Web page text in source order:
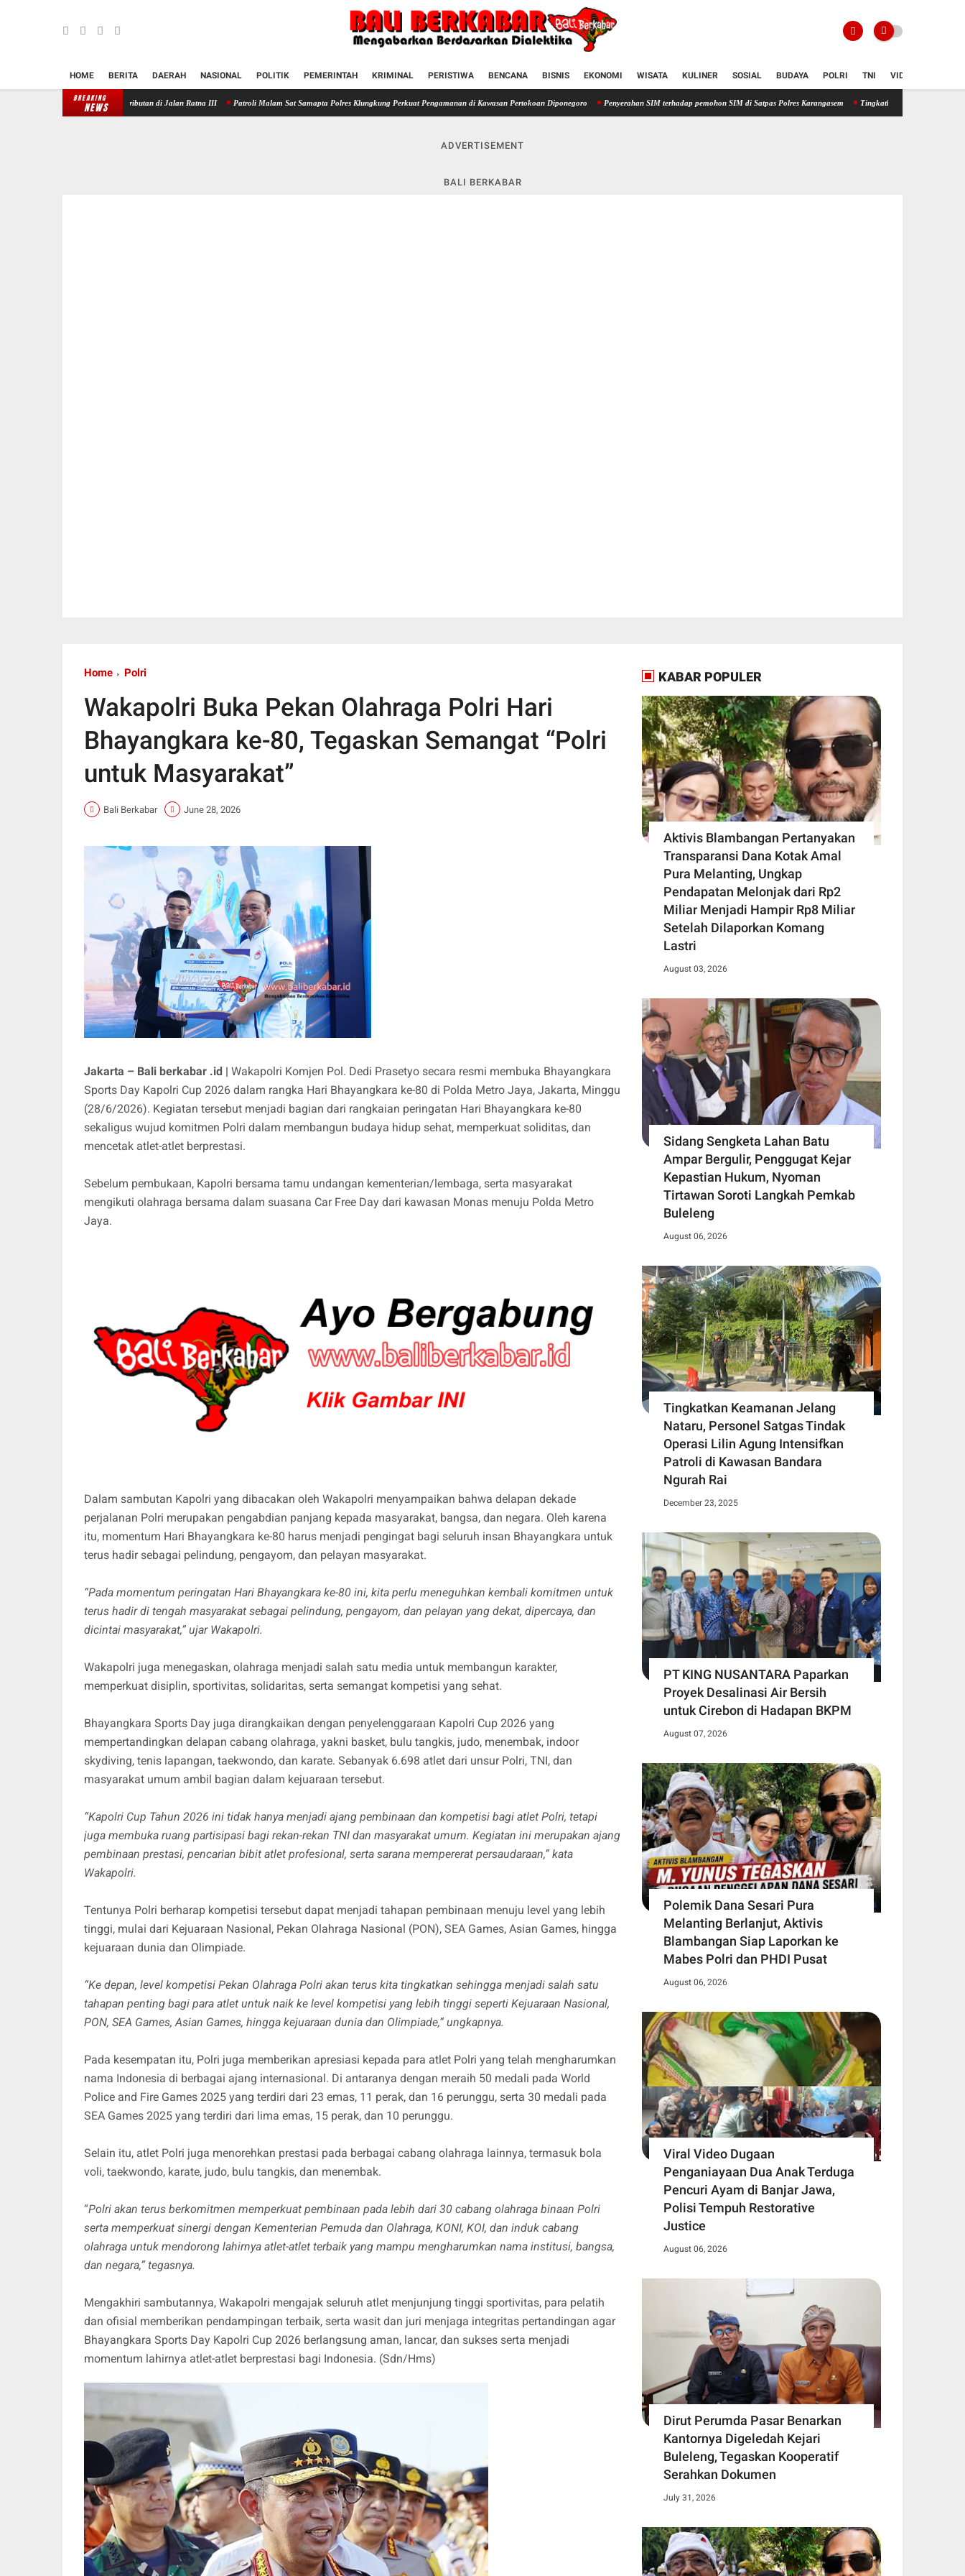
HOME BERITA DAERAH NASIONAL POLITIK PEMERINTAH KRIMINAL PERISTIWA BENCANA BISNIS EKONOMI WISATA KULINER SOSIAL BUDAYA POLRI TNI VIDIO
BREAKING
NEWS
Klungkung Redam Keributan di Jalan Ratna III Patroli Malam Sat Samapta Polres Klungkung Perkuat Pengamanan di Kawasan Pertokoan Diponegoro Penyerahan SIM terhadap pemohon SIM di Satpas Polres Karangasem Tingkatkan Kualitas Pelayanan Publik,
ADVERTISEMENT
BALI BERKABAR
Home Polri
Wakapolri Buka Pekan Olahraga Polri Hari
Bhayangkara ke-80, Tegaskan Semangat “Polri
untuk Masyarakat”
Bali Berkabar June 28, 2026
Jakarta – Bali berkabar .id | Wakapolri Komjen Pol. Dedi Prasetyo secara resmi membuka Bhayangkara
Sports Day Kapolri Cup 2026 dalam rangka Hari Bhayangkara ke-80 di Polda Metro Jaya, Jakarta, Minggu
(28/6/2026). Kegiatan tersebut menjadi bagian dari rangkaian peringatan Hari Bhayangkara ke-80
sekaligus wujud komitmen Polri dalam membangun budaya hidup sehat, memperkuat soliditas, dan
mencetak atlet-atlet berprestasi.
Sebelum pembukaan, Kapolri bersama tamu undangan kementerian/lembaga, serta masyarakat
mengikuti olahraga bersama dalam suasana Car Free Day dari kawasan Monas menuju Polda Metro
Jaya.
Dalam sambutan Kapolri yang dibacakan oleh Wakapolri menyampaikan bahwa delapan dekade
perjalanan Polri merupakan pengabdian panjang kepada masyarakat, bangsa, dan negara. Oleh karena
itu, momentum Hari Bhayangkara ke-80 harus menjadi pengingat bagi seluruh insan Bhayangkara untuk
terus hadir sebagai pelindung, pengayom, dan pelayan masyarakat.
“Pada momentum peringatan Hari Bhayangkara ke-80 ini, kita perlu meneguhkan kembali komitmen untuk
terus hadir di tengah masyarakat sebagai pelindung, pengayom, dan pelayan yang dekat, dipercaya, dan
dicintai masyarakat,” ujar Wakapolri.
Wakapolri juga menegaskan, olahraga menjadi salah satu media untuk membangun karakter,
memperkuat disiplin, sportivitas, solidaritas, serta semangat kompetisi yang sehat.
Bhayangkara Sports Day juga dirangkaikan dengan penyelenggaraan Kapolri Cup 2026 yang
mempertandingkan delapan cabang olahraga, yakni basket, bulu tangkis, judo, menembak, indoor
skydiving, tenis lapangan, taekwondo, dan karate. Sebanyak 6.698 atlet dari unsur Polri, TNI, dan
masyarakat umum ambil bagian dalam kejuaraan tersebut.
“Kapolri Cup Tahun 2026 ini tidak hanya menjadi ajang pembinaan dan kompetisi bagi atlet Polri, tetapi
juga membuka ruang partisipasi bagi rekan-rekan TNI dan masyarakat umum. Kegiatan ini merupakan ajang
pembinaan prestasi, pencarian bibit atlet profesional, serta sarana mempererat persaudaraan,” kata
Wakapolri.
Tentunya Polri berharap kompetisi tersebut dapat menjadi tahapan pembinaan menuju level yang lebih
tinggi, mulai dari Kejuaraan Nasional, Pekan Olahraga Nasional (PON), SEA Games, Asian Games, hingga
kejuaraan dunia dan Olimpiade.
“Ke depan, level kompetisi Pekan Olahraga Polri akan terus kita tingkatkan sehingga menjadi salah satu
tahapan penting bagi para atlet untuk naik ke level kompetisi yang lebih tinggi seperti Kejuaraan Nasional,
PON, SEA Games, Asian Games, hingga kejuaraan dunia dan Olimpiade,” ungkapnya.
Pada kesempatan itu, Polri juga memberikan apresiasi kepada para atlet Polri yang telah mengharumkan
nama Indonesia di berbagai ajang internasional. Di antaranya dengan meraih 50 medali pada World
Police and Fire Games 2025 yang terdiri dari 23 emas, 11 perak, dan 16 perunggu, serta 30 medali pada
SEA Games 2025 yang terdiri dari lima emas, 15 perak, dan 10 perunggu.
Selain itu, atlet Polri juga menorehkan prestasi pada berbagai cabang olahraga lainnya, termasuk bola
voli, taekwondo, karate, judo, bulu tangkis, dan menembak.
“Polri akan terus berkomitmen memperkuat pembinaan pada lebih dari 30 cabang olahraga binaan Polri
serta memperkuat sinergi dengan Kementerian Pemuda dan Olahraga, KONI, KOI, dan induk cabang
olahraga untuk mendorong lahirnya atlet-atlet terbaik yang mampu mengharumkan nama institusi, bangsa,
dan negara,” tegasnya.
Mengakhiri sambutannya, Wakapolri mengajak seluruh atlet menjunjung tinggi sportivitas, para pelatih
dan ofisial memberikan pendampingan terbaik, serta wasit dan juri menjaga integritas pertandingan agar
Bhayangkara Sports Day Kapolri Cup 2026 berlangsung aman, lancar, dan sukses serta menjadi
momentum lahirnya atlet-atlet berprestasi bagi Indonesia. (Sdn/Hms)
KABAR POPULER
Aktivis Blambangan Pertanyakan
Transparansi Dana Kotak Amal
Pura Melanting, Ungkap
Pendapatan Melonjak dari Rp2
Miliar Menjadi Hampir Rp8 Miliar
Setelah Dilaporkan Komang
Lastri
August 03, 2026
Sidang Sengketa Lahan Batu
Ampar Bergulir, Penggugat Kejar
Kepastian Hukum, Nyoman
Tirtawan Soroti Langkah Pemkab
Buleleng
August 06, 2026
Tingkatkan Keamanan Jelang
Nataru, Personel Satgas Tindak
Operasi Lilin Agung Intensifkan
Patroli di Kawasan Bandara
Ngurah Rai
December 23, 2025
PT KING NUSANTARA Paparkan
Proyek Desalinasi Air Bersih
untuk Cirebon di Hadapan BKPM
August 07, 2026
Polemik Dana Sesari Pura
Melanting Berlanjut, Aktivis
Blambangan Siap Laporkan ke
Mabes Polri dan PHDI Pusat
August 06, 2026
Viral Video Dugaan
Penganiayaan Dua Anak Terduga
Pencuri Ayam di Banjar Jawa,
Polisi Tempuh Restorative
Justice
August 06, 2026
Dirut Perumda Pasar Benarkan
Kantornya Digeledah Kejari
Buleleng, Tegaskan Kooperatif
Serahkan Dokumen
July 31, 2026